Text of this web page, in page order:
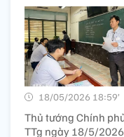
18/05/2026 18:59’
Thủ tướng Chính
TTg ngày 18/5/